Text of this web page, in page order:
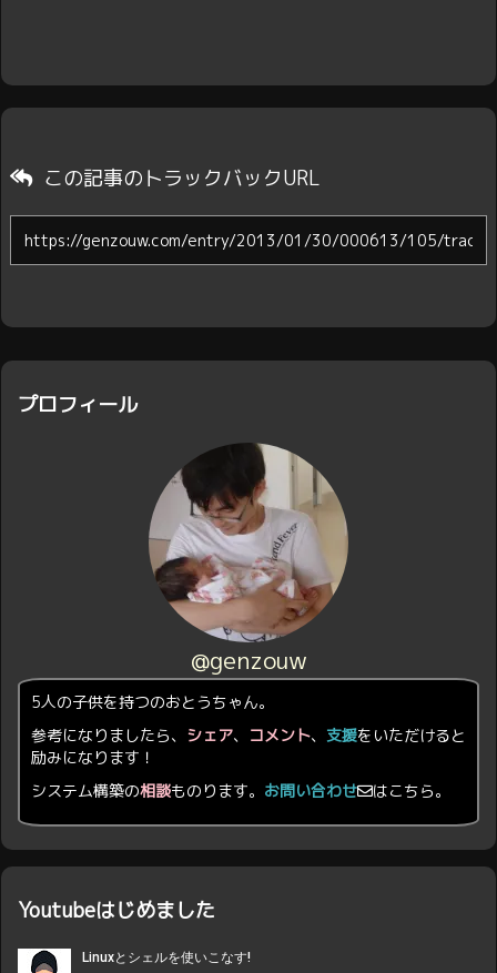
この記事のトラックバックURL
プロフィール
@genzouw
5人の子供を持つのおとうちゃん。
参考になりましたら、 シェア、 コメント、 支援をいただけると
励みになります！
システム構築の相談ものります。 お問い合わせ はこちら。
Youtubeはじめました